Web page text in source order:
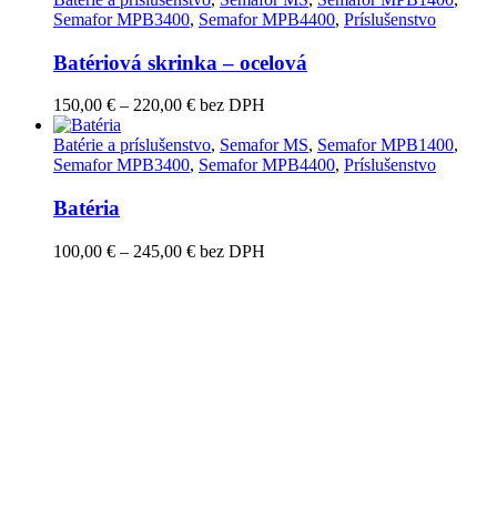
Semafor MPB3400, Semafor MPB4400, Príslušenstvo
Batériová skrinka – ocelová
150,00 € – 220,00 €Price
150,00 €
through
bez DPH
Batérie a príslušenstvo, Semafor MS, Semafor MPB1400,
Semafor MPB3400, Semafor MPB4400, Príslušenstvo
Batéria
100,00 € – 245,00 €Price
bez DPH